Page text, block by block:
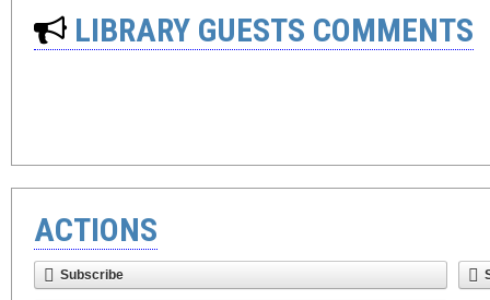
LIBRARY GUESTS COMMENTS
ACTIONS
Subscribe